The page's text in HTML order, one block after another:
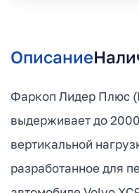
Описание
Фаркоп Лидер Плюс
выдерживает до 2000
вертикальной
разработанное для